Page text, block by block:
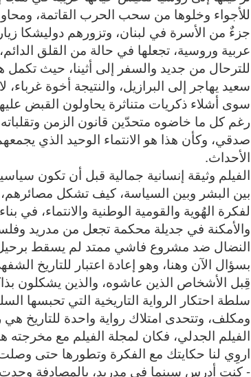
للأجواء وخلوها من سحب الحرب القاتمة،
جزءٌ من الأسرة في لبنان، وتزورهم دوليشكا
عربية وروسية، تجعلها في حالة من القلق
للترحال من جديد والسفر إلى أثينا، حيث تكمل
سعيد يهاجر إلى البرازيل، والنتيجة أخوة
سوى أشلاء ذكريات متناثرة يحاولون القبض
رغم كل ما خاضوه متحدّين قانون الزمن وتقلباته
صدقي، وكأن هذا هو الانتماء الوحيد الذي
الأحداث.
الفيلم وثيقة إنسانية جمالية قبل أن تكون
بين البشر وبين السياسة، كيف تشكل مصائرهم،
لفكرة الهُوية والقومية الوطنية والانتماء، في
والأمكنة في جديلة محكمة تجعل من مدريد
النضال ضد مشروع فاشي ممتد لم يسقط برحيل
بسؤال الآن وهنا، وهو إعادة اعتبار للتاريخ
قِبل الأشخاص الذين عاشوه، والذين يشكلون
سلطة احتكار الرواية التاريخية التي تحبسها
ومكلف، وتتحدى امتلاك رواية واحدة للتاريخ
الفيلم الجدلي، فكان لمجلة الفيلم مع مخرجته
اروِي لنا حكايتك مع الفكرة وتطورها حتى
- كنت أدرس سينما في مدريد، بالمصادفة